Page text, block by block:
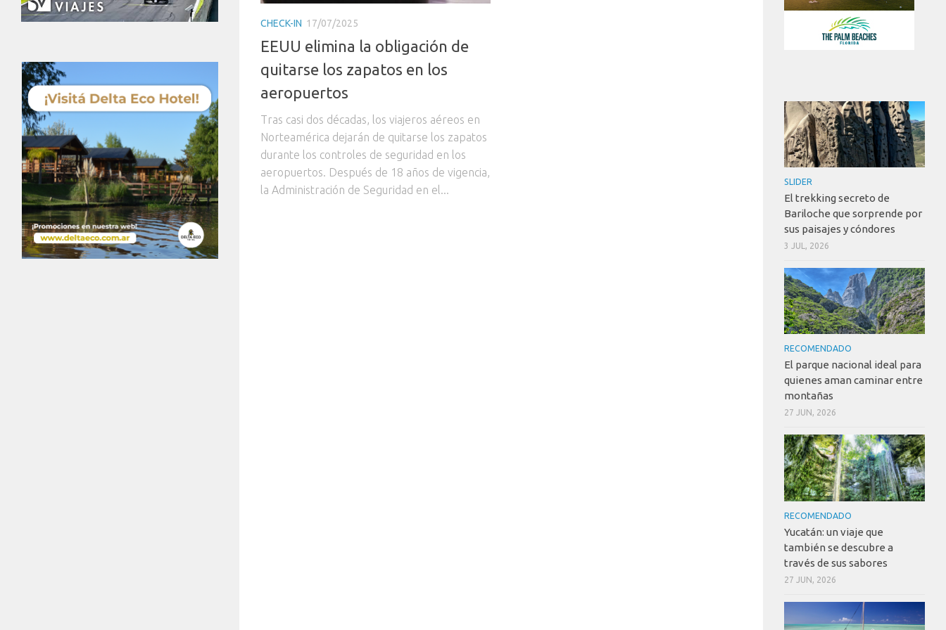
CHECK-IN 17/07/2025
EEUU elimina la obligación de
quitarse los zapatos en los
aeropuertos
Tras casi dos décadas, los viajeros aéreos en
Norteamérica dejarán de quitarse los zapatos
durante los controles de seguridad en los
aeropuertos. Después de 18 años de vigencia,
la Administración de Seguridad en el...
SLIDER
El trekking secreto de
Bariloche que sorprende por
sus paisajes y cóndores
3 JUL, 2026
RECOMENDADO
El parque nacional ideal para
quienes aman caminar entre
montañas
27 JUN, 2026
RECOMENDADO
Yucatán: un viaje que
también se descubre a
través de sus sabores
27 JUN, 2026